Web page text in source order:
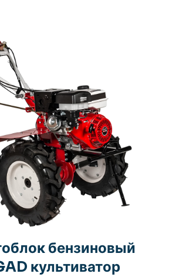
бензиновый
культиватор